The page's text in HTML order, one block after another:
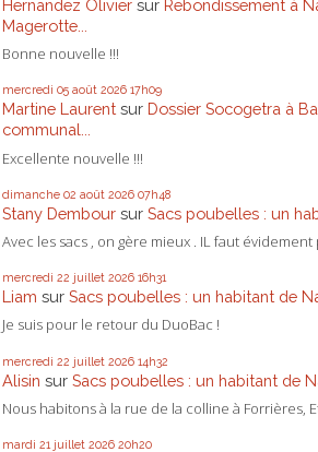
Hernandez Olivier sur Rebondissement à
Magerotte...
Bonne nouvelle !!!
mercredi 05 août 2026 17h09
Martine Laurentsur Dossier Socogetra à
communal...
Excellente nouvelle !!!
dimanche 02 août 2026 07h48
Stany Dembour sur Sacs poubelles : un
Avec les sacs , on gère mieux . IL faut
mercredi 22 juillet 2026 16h31
Liam sur Sacs poubelles : un habitant de
Je suis pour le retour du DuoBac !
mercredi 22 juillet 2026 14h32
Alisin sur Sacs poubelles : un habitant de
Nous habitons à la rue de la colline à Forrières,
mardi 21 juillet 2026 20h20